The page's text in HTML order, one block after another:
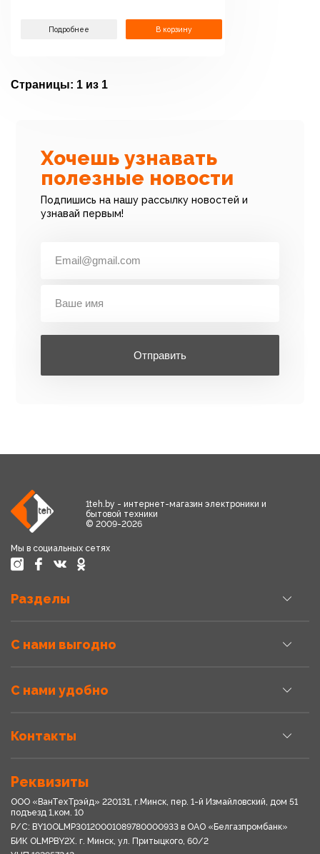
Подробнее В корзину
Страницы: 1 из 1
Хочешь узнавать
полезные новости
Подпишись на нашу рассылку новостей и
узнавай первым!
Отправить
1teh.by - интернет-магазин электроники и
бытовой техники
© 2009-2026
Мы в социальных сетях
Разделы
С нами выгодно
С нами удобно
Контакты
Реквизиты
ООО «ВанТехТрэйд» 220131, г.Минск, пер. 1-й Измайловский, дом 51
подъезд 1,ком. 10
Р/С: BY10OLMP30120001089780000933 в OАО «Белгазпромбанк»
БИК OLMPBY2X. г. Минск, ул. Притыцкого, 60/2